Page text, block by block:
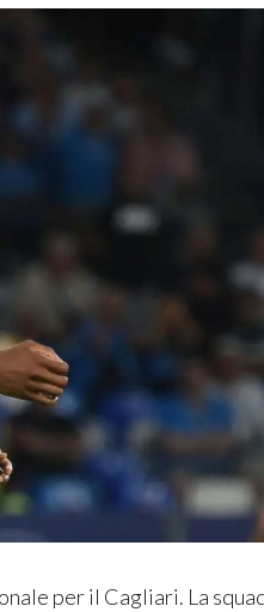
per il Cagliari. La